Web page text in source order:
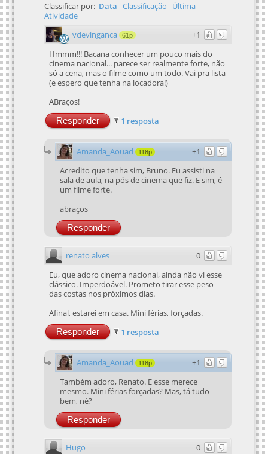
Classificar por: Data Classificação
Última
Atividade
+1
vdevinganca 61p
Hmmm!!! Bacana conhecer um pouco mais do
cinema nacional... parece ser realmente forte, não
só a cena, mas o filme como um todo. Vai pra lista
(e espero que tenha na locadora!)
ABraços!
Responder 1 resposta
+1
Amanda_Aouad 118p
Acredito que tenha sim, Bruno. Eu assisti na
sala de aula, na pós de cinema que fiz. E sim, é
um filme forte.
abraços
Responder
0
renato alves
Eu, que adoro cinema nacional, ainda não vi esse
clássico. Imperdoável. Prometo tirar esse peso
das costas nos próximos dias.
Afinal, estarei em casa. Mini férias, forçadas.
Responder 1 resposta
+1
Amanda_Aouad 118p
Também adoro, Renato. E esse merece
mesmo. Mini férias forçadas? Mas, tá tudo
bem, né?
Responder
0
Hugo